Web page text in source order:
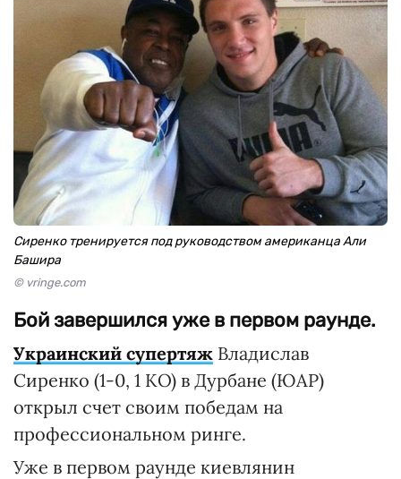
Сиренко тренируется под руководством американца Али
Башира
© vringe.com
Бой завершился уже в первом раунде.
Украинский супертяж Владислав
Сиренко (1-0, 1 КО) в Дурбане (ЮАР)
открыл счет своим победам на
профессиональном ринге.
Уже в первом раунде киевлянин